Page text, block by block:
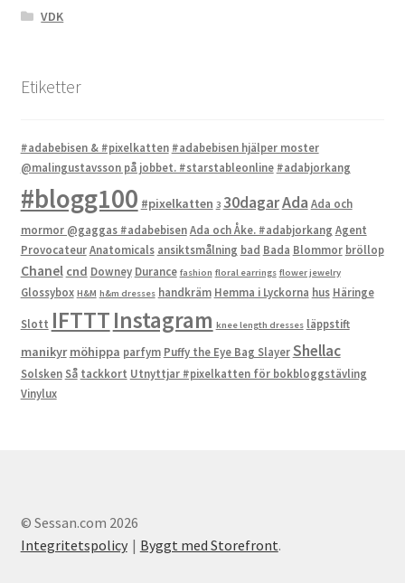
VDK
Etiketter
#adabebisen & #pixelkatten #adabebisen hjälper moster
@malingustavsson på jobbet. #starstableonline #adabjorkang
#blogg100 #pixelkatten 3 30dagarAda Ada och
mormor @gaggas #adabebisenAda och Åke. #adabjorkang Agent
ProvocateurAnatomicals ansiktsmålning bad Bada Blommor bröllop
Chanel cnd Downey Durance fashion floral earrings flower jewelry
Glossybox H&M h&m dresses handkräm Hemma i Lyckorna hus Häringe
Slott IFTTTInstagram knee length dresses läppstift
manikyr möhippa parfym Puffy the Eye Bag SlayerShellac
Solsken Så tackkort Utnyttjar #pixelkatten för bokbloggstävling
Vinylux
© Sessan.com 2026
Integritetspolicy
Byggt med Storefront.